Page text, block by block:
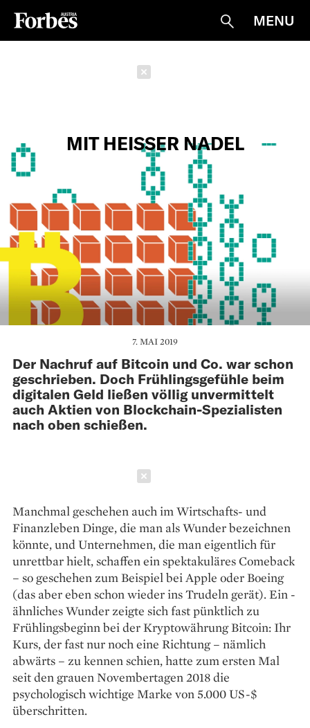
Suche
MENU
MIT HEISSER NADEL
7. MAI 2019
Der Nachruf auf Bitcoin und Co. war schon
geschrieben. Doch Frühlingsgefühle beim
digitalen Geld ließen völlig unvermittelt
auch Aktien von Blockchain-Spezialisten
nach oben schießen.
Manchmal geschehen auch im Wirtschafts- und
Finanzleben ­Dinge, die man als Wunder bezeichnen
könnte, und ­Unternehmen, die man eigentlich für
unrettbar hielt, ­schaffen ein spektakuläres Comeback
– so ­geschehen zum Beispiel bei Apple oder Boeing
(das aber eben schon wieder ins Trudeln gerät). Ein ­
ähnliches Wunder zeigte sich fast pünktlich zu
Frühlings­beginn bei der Kryptowährung Bitcoin: Ihr
Kurs, der fast nur noch eine Richtung – nämlich
abwärts – zu kennen schien, hatte zum ersten Mal
seit den grauen November­tagen 2018 die
psychologisch wichtige Marke von 5.000 US-$
überschritten.